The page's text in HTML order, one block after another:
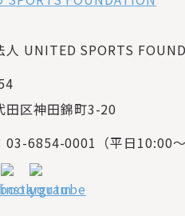
人 UNITED SPORTS
田区神田錦町3-20
03-6854-0001（平日10:00～